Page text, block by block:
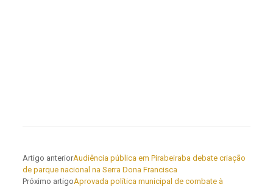
Artigo anteriorAudiência pública em Pirabeiraba debate criação
de parque nacional na Serra Dona Francisca
Próximo artigoAprovada política municipal de combate à